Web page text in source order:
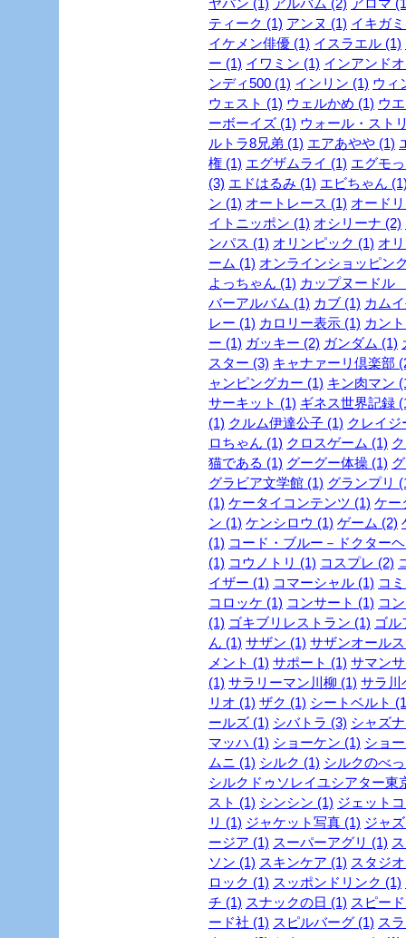
ヤパン (1) アルバム (2) アロマ
ティーク (1) アンヌ (1) イキガ
イケメン俳優 (1) イスラエル (1)
ー (1) イワミン (1) インアンド
ンディ500 (1) インリン (1) ウィ
ウェスト (1) ウェルかめ (1) ウ
ーボーイズ (1) ウォール・スト
ルトラ8兄弟 (1) エアあやや (1)
権 (1) エグザムライ (1) エグモ
(3) エドはるみ (1) エビちゃん
ン (1) オートレース (1) オード
イトニッポン (1) オシリーナ (2)
ンパス (1) オリンピック (1) オ
ーム (1) オンラインショッピン
よっちゃん (1) カップヌードル
バーアルバム (1) カブ (1) カム
レー (1) カロリー表示 (1) カン
ー (1) ガッキー (2) ガンダム (1)
スター (3) キャナァーリ倶楽部
ャンピングカー (1) キン肉マン
サーキット (1) ギネス世界記録
(1) クルム伊達公子 (1) クレイジ
ロちゃん (1) クロスゲーム (1)
猫である (1) グーグー体操 (1)
グラビア文学館 (1) グランプリ
(1) ケータイコンテンツ (1) ケー
ン (1) ケンシロウ (1) ゲーム (2)
(1) コード・ブルー－ドクター
(1) コウノトリ (1) コスプレ (2)
イザー (1) コマーシャル (1) コ
コロッケ (1) コンサート (1) コ
(1) ゴキブリレストラン (1) ゴル
ん (1) サザン (1) サザンオール
メント (1) サポート (1) サマン
(1) サラリーマン川柳 (1) サラ川
リオ (1) ザク (1) シートベルト
ールズ (1) シバトラ (3) シャズ
マッハ (1) ショーケン (1) ショ
ムニ (1) シルク (1) シルクのべ
シルクドゥソレイユシアター東
スト (1) シンシン (1) ジェット
リ (1) ジャケット写真 (1) ジャ
ージア (1) スーパーアグリ (1)
ソン (1) スキンケア (1) スタジ
ロック (1) スッポンドリンク (1)
チ (1) スナックの日 (1) スピー
ード社 (1) スピルバーグ (1) ス